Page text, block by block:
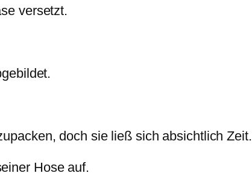
versetzt.
doch sie ließ sich absichtlich Zeit.
Hose auf.